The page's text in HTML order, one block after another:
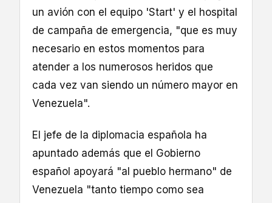
un avión con el equipo 'Start' y el hospital
de campaña de emergencia, "que es muy
necesario en estos momentos para
atender a los numerosos heridos que
cada vez van siendo un número mayor en
Venezuela".
El jefe de la diplomacia española ha
apuntado además que el Gobierno
español apoyará "al pueblo hermano" de
Venezuela "tanto tiempo como sea